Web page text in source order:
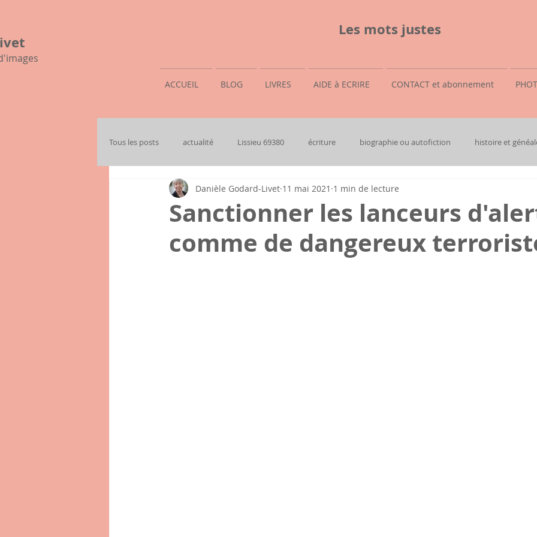
Les mots justes
ACCUEIL BLOG LIVRES AIDE à ECRIRE CONTACT et abonnement
Tous les posts actualité Lissieu 69380 écriture biographie ou autofiction histoire et
mon histoire familiale
Sanctionner les lanceurs
comme de dangereux
Danièle Godard-Livet 11 mai 2021 1 min de lecture